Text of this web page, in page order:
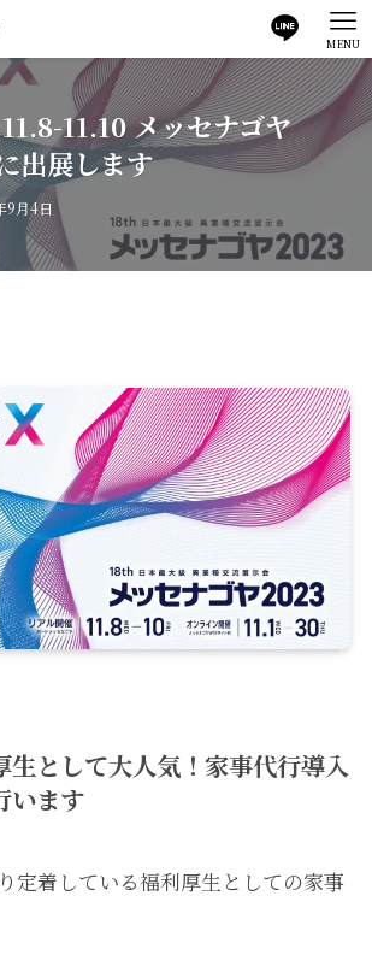
MENU
11.10 メッセナゴヤ
出展します
9月4日
生として大人気！家事代行導入
います
定着している福利厚生としての家事